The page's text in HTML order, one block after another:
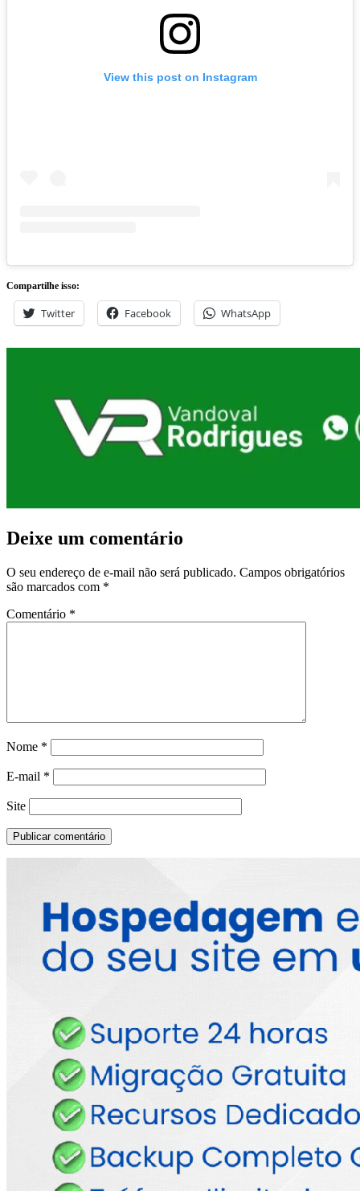
View this post on Instagram
Compartilhe isso:
Twitter Facebook WhatsApp
Deixe um comentário
O seu endereço de e-mail não será publicado. Campos obrigatórios
são marcados com *
Comentário *
Nome *
E-mail *
Site